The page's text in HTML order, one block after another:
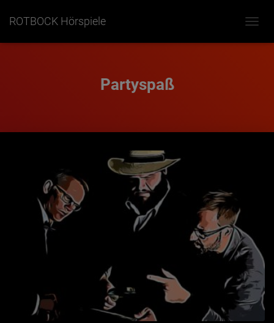
ROTBOCK Hörspiele
Partyspaß